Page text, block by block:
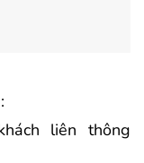
liên thông